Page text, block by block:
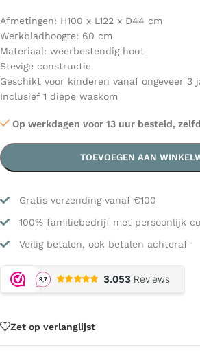
Afmetingen: H100 x L122 x D44 cm
Werkbladhoogte: 60 cm
Materiaal: weerbestendig hout
Stevige constructie
Geschikt voor kinderen vanaf ongeveer 3
Inclusief 1 diepe waskom
Op werkdagen voor 13 uur besteld,
TOEVOEGEN AAN
Gratis verzending vanaf €100
100% familiebedrijf met persoonlijk
Veilig betalen, ook betalen achteraf
Zet op verlanglijst